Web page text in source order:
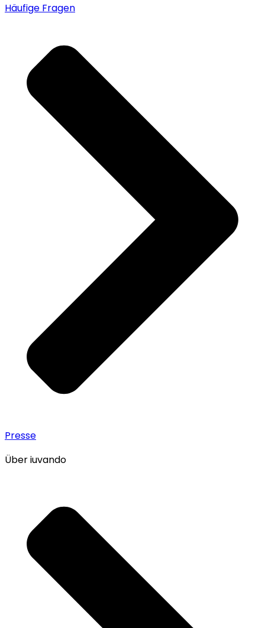
Häufige Fragen
Presse
Über iuvando